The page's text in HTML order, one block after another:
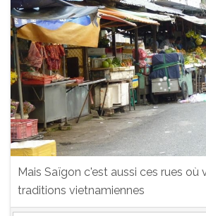
Mais Saïgon c'est aussi ces rues où
traditions vietnamiennes